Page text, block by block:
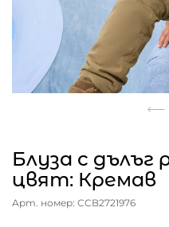
Блуза с дълъг
цвят: Кремав
Арт. номер: CCB2721976